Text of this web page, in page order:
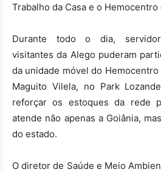
Trabalho da Casa e o Hemocentro
Durante todo o dia,
visitantes da Alego puderam
da unidade móvel do
Maguito Vilela, no Park
reforçar os estoques da rede
atende não apenas a Goiânia,
do estado.
O diretor de Saúde e Meio